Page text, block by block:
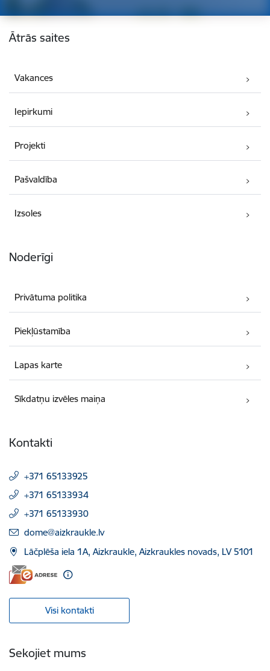
Kājene
Ātrās saites
Vakances
Iepirkumi
Projekti
Pašvaldība
Izsoles
Noderīgi
Privātuma politika
Piekļūstamība
Lapas karte
Sīkdatņu izvēles maiņa
Kontakti
+371 65133925
+371 65133934
+371 65133930
E-pasts:
dome@aizkraukle.lv
Lāčplēša iela 1A, Aizkraukle, Aizkraukles novads, LV 5101
Visi kontakti
Sekojiet mums